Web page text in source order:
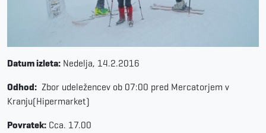
Datum izleta: Nedelja, 14.2.2016
Odhod: Zbor udeležencev ob 07:00 pred Mercatorjem v
Kranju(Hipermarket)
Povratek: Cca. 17.00